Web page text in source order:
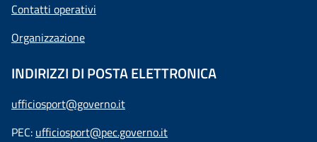
Contatti operativi
Organizzazione
INDIRIZZI DI POSTA ELETTRONICA
ufficiosport@governo.it
PEC: ufficiosport@pec.governo.it